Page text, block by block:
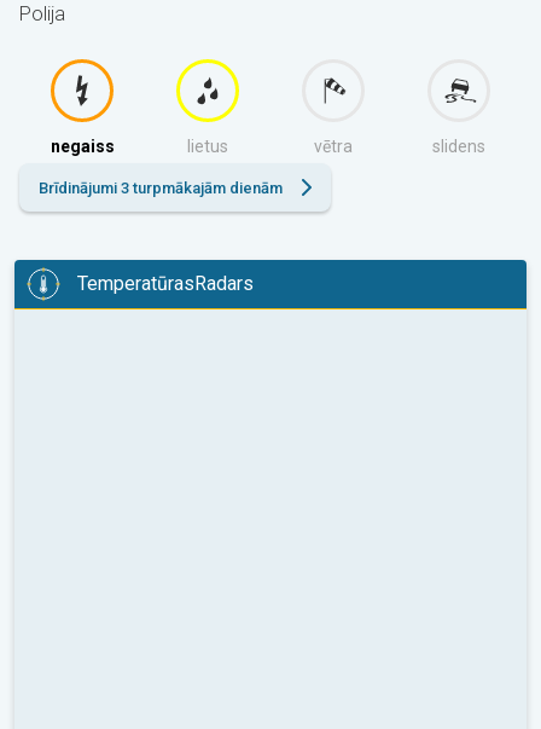
Polija
negaiss lietus vētra slidens
Brīdinājumi 3 turpmākajām dienām
TemperatūrasRadars